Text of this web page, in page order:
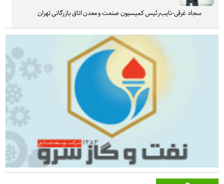
سجاد غرقی-نایب‌رئیس کمیسیون صنعت و معدن اتاق بازرگانی تهران